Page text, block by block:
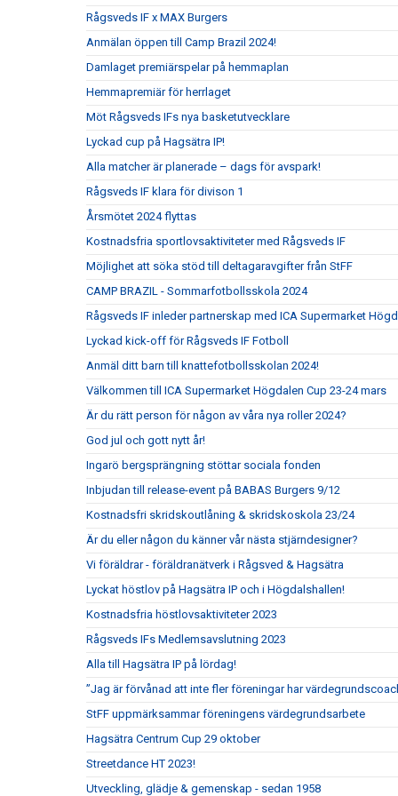
Rågsveds IF x MAX Burgers
Anmälan öppen till Camp Brazil 2024!
Damlaget premiärspelar på hemmaplan
Hemmapremiär för herrlaget
Möt Rågsveds IFs nya basketutvecklare
Lyckad cup på Hagsätra IP!
Alla matcher är planerade – dags för avspark!
Rågsveds IF klara för divison 1
Årsmötet 2024 flyttas
Kostnadsfria sportlovsaktiviteter med Rågsveds IF
Möjlighet att söka stöd till deltagaravgifter från StFF
CAMP BRAZIL - Sommarfotbollsskola 2024
Rågsveds IF inleder partnerskap med ICA Supermarket
Lyckad kick-off för Rågsveds IF Fotboll
Anmäl ditt barn till knattefotbollsskolan 2024!
Välkommen till ICA Supermarket Högdalen Cup 23-24 mars
Är du rätt person för någon av våra nya roller 2024?
God jul och gott nytt år!
Ingarö bergsprängning stöttar sociala fonden
Inbjudan till release-event på BABAS Burgers 9/12
Kostnadsfri skridskoutlåning & skridskoskola 23/24
Är du eller någon du känner vår nästa stjärndesigner?
Vi föräldrar - föräldranätverk i Rågsved & Hagsätra
Lyckat höstlov på Hagsätra IP och i Högdalshallen!
Kostnadsfria höstlovsaktiviteter 2023
Rågsveds IFs Medlemsavslutning 2023
Alla till Hagsätra IP på lördag!
”Jag är förvånad att inte fler föreningar har
StFF uppmärksammar föreningens värdegrundsarbete
Hagsätra Centrum Cup 29 oktober
Streetdance HT 2023!
Utveckling, glädje & gemenskap - sedan 1958